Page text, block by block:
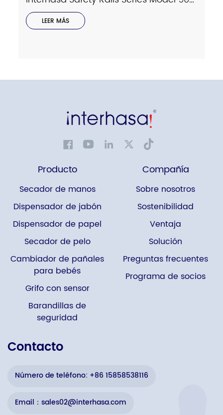
LEER MÁS
Producto
Secador de manos
Dispensador de jabón
Dispensador de papel
Secador de pelo
Cambiador de pañales
para bebés
Grifo con sensor
Barandillas de
seguridad
Compañía
Sobre nosotros
Sostenibilidad
Ventaja
Solución
Preguntas frecuentes
Programa de socios
Contacto
Número de teléfono: +86 15858538116
Email：sales02@interhasa.com